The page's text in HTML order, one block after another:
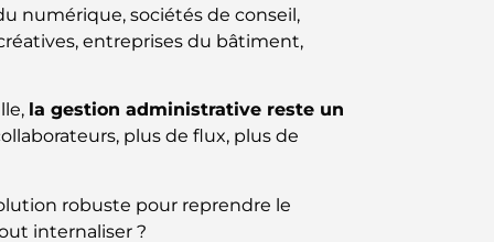
numérique, sociétés de conseil,
entreprises du bâtiment,
la gestion administrative reste un
plus de flux, plus de
robuste pour reprendre le
internaliser ?